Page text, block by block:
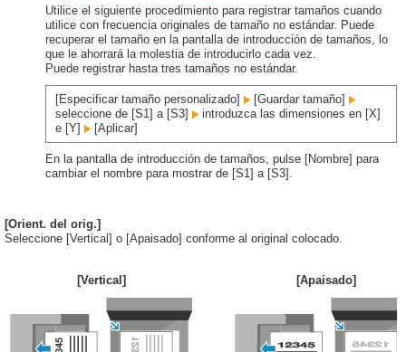
Utilice el siguiente procedimiento para registrar tamaños cuando
utilice con frecuencia originales de tamaño no estándar. Puede
recuperar el tamaño en la pantalla de introducción de tamaños, lo
que le ahorrará la molestia de introducirlo cada vez.
Puede registrar hasta tres tamaños no estándar.
[Especificar tamaño personalizado]
[Guardar tamaño]
seleccione de [S1] a [S3]
introduzca las dimensiones en [X]
e [Y]
[Aplicar]
En la pantalla de introducción de tamaños, pulse [Nombre] para
cambiar el nombre para mostrar de [S1] a [S3].
[Orient. del orig.]
Seleccione [Vertical] o [Apaisado] conforme al original colocado.
[Vertical] [Apaisado]